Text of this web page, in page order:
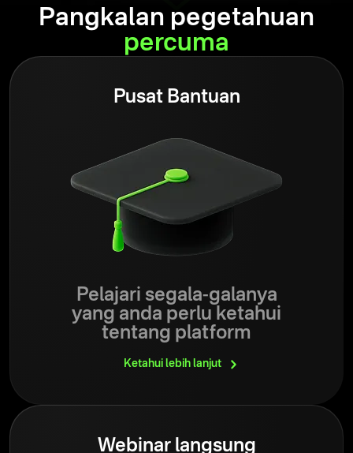
Pangkalan pegetahuan
percuma
Pusat Bantuan
Pelajari segala-galanya
yang anda perlu ketahui
tentang platform
Ketahui lebih lanjut
Webinar langsung